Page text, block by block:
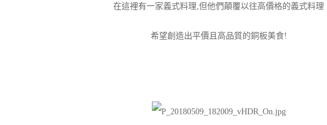
在這裡有一家義式料理,但他們顛覆以往高價格的義式料理
希望創造出平價且高品質的銅板美食!